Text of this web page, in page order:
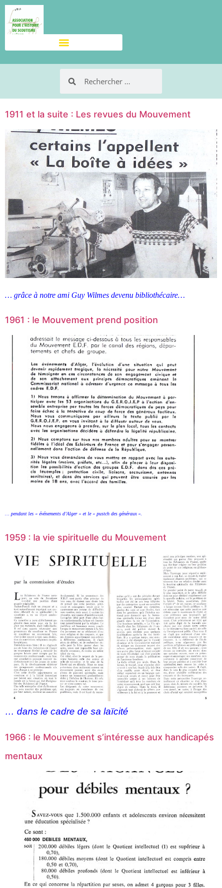
1911 et la suite : Les revues du Mouvement
… grâce à notre ami Guy Wilmes devenu bibliothécaire…
1961 : le Mouvement prend position
… pendant les « événements d’Alger » et le « pustch des généraux ».
1959 : la vie spirituelle du Mouvement
… dans le cadre de sa laïcité
1966 : le Mouvement s’intéresse aux handicapés
mentaux